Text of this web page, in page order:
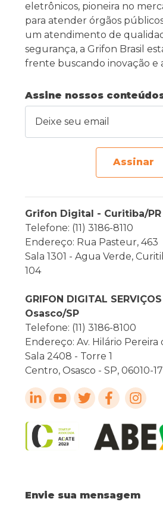
eletrônicos, pioneira no
para atender órgãos
um atendimento de
segurança, a Grifon Brasil
frente buscando inovação e
Assine nossos
Assinar
Grifon Digital - Curitiba/PR
Telefone: (11) 3186-8110
Endereço: Rua Pasteur, 463
Sala 1301 - Agua Verde,
104
GRIFON DIGITAL
Osasco/SP
Telefone: (11) 3186-8100
Endereço: Av. Hilário Pereira
Sala 2408 - Torre 1
Centro, Osasco - SP, 06010-
Envie sua mensagem